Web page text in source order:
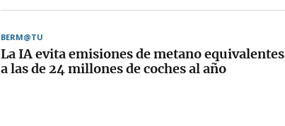
BERM@TU
La IA evita emisiones de metano equivalentes
a las de 24 millones de coches al año